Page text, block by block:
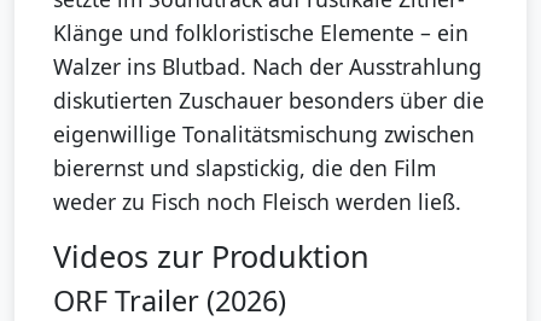
Klänge und folkloristische Elemente – ein
Walzer ins Blutbad. Nach der Ausstrahlung
diskutierten Zuschauer besonders über die
eigenwillige Tonalitätsmischung zwischen
bierernst und slapstickig, die den Film
weder zu Fisch noch Fleisch werden ließ.
Videos zur Produktion
ORF Trailer (2026)